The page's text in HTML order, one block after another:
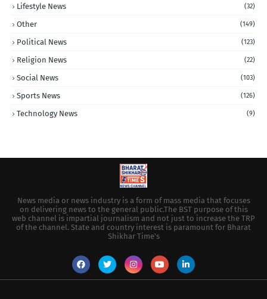
Lifestyle News (32)
Other (149)
Political News (123)
Religion News (22)
Social News (103)
Sports News (126)
Technology News (9)
News media or news industry is a form of mass media that focuses
on delivering news to the general public.The BST purpose of this
web channel is impartial journalism and not just to increase the TRP
of the channel. State and country interest is paramount for Bharat
Shikhar Time's